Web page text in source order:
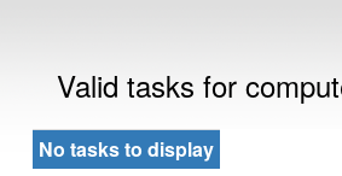
Valid tasks for
No tasks to display